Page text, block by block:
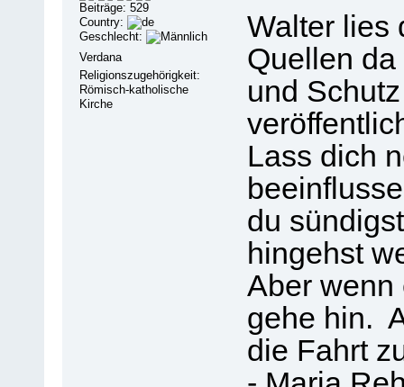
Beiträge: 529
Country:
Geschlecht:
Verdana
Religionszugehörigkeit:
Römisch-katholische
Kirche
Walter lies
Quellen
und
Lass dich
du
hingehst
Aber wenn
gehe hin.
die Fahrt